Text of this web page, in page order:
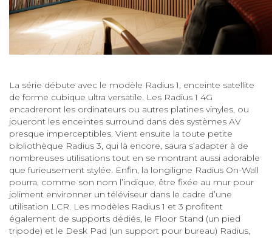
La série débute avec le modèle Radius 1, enceinte satellite
de forme cubique ultra versatile. Les Radius 1 4G
encadreront les ordinateurs ou autres platines vinyles, ou
joueront les enceintes surround dans des systèmes AV
presque imperceptibles. Vient ensuite la toute petite
bibliothèque Radius 3, qui là encore, saura s’adapter à de
nombreuses utilisations tout en se montrant aussi adorable
que furieusement stylée. Enfin, la longiligne Radius On-Wall
pourra, comme son nom l’indique, être fixée au mur pour
joliment environner un téléviseur dans le cadre d’une
utilisation LCR. Les modèles Radius 1 et 3 profitent
également de supports dédiés, le Floor Stand (un pied
tripode) et le Desk Pad (un support pour bureau) Radius,